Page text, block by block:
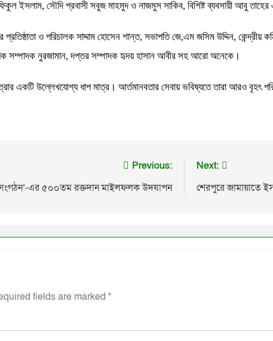
ইসলাম, সৌদি প্রবাসী সবুজ মাহমুদ ও নাজমুস সাকিব, বিশিষ্ট ব্যবসায়ী আবু
ও পরিচালক সাদ্দাম হোসেন শান্ত, সভাপতি জে,এম জসিম উদ্দিন,
সম্পাদক নুরজামান, দপ্তর সম্পাদক হৃদয় হাসান আবীর সহ আরো অনেকে।
একটি উল্লেখযোগ্য ধাপ মাত্র। আর্তমানবতার সেবায় ভবিষ্যতে তারা আরও বৃহৎ
Previous:
সংগঠন’-এর ৫০০তম রক্তদান মাইলফলক উদযাপন
Next:
শেরপুরে জামায়াতে
fields are marked *